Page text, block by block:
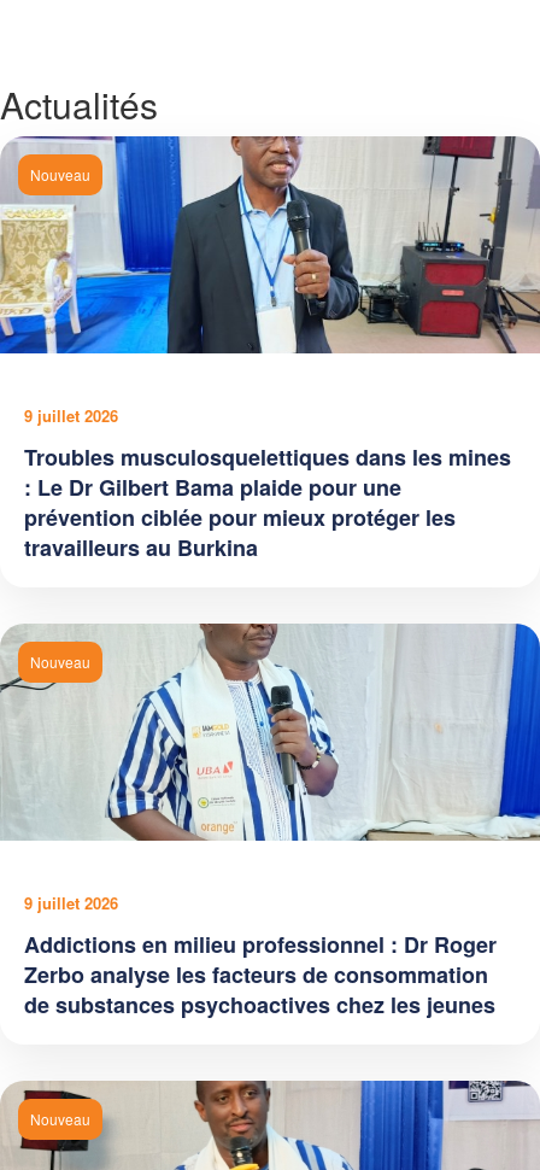
Actualités
9 juillet 2026
Troubles musculosquelettiques dans les mines
: Le Dr Gilbert Bama plaide pour une
prévention ciblée pour mieux protéger les
travailleurs au Burkina
9 juillet 2026
Addictions en milieu professionnel : Dr Roger
Zerbo analyse les facteurs de consommation
de substances psychoactives chez les jeunes